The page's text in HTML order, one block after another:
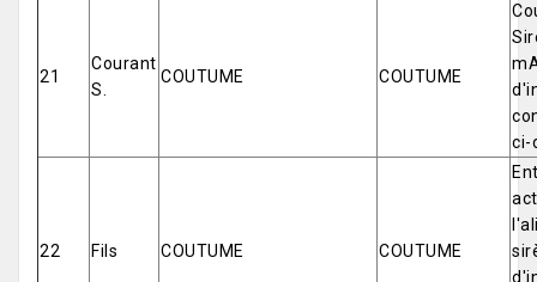
21
Courant
S.
COUTUME COUTUME
ci-
22 Fils COUTUME COUTUME